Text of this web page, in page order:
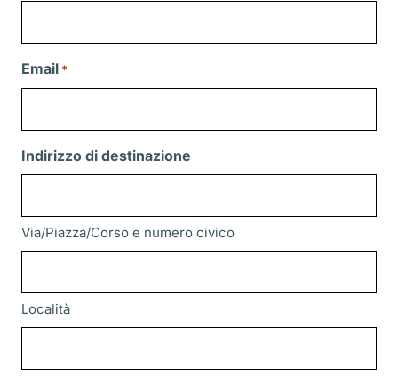
Email *
Indirizzo di destinazione
Via/Piazza/Corso e numero civico
Località